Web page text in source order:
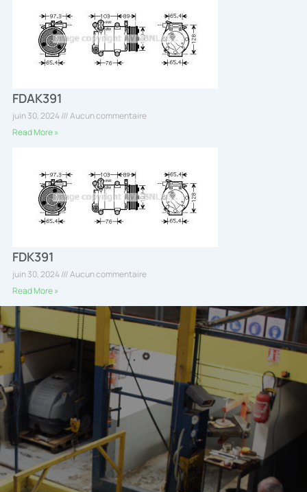
FDAK391
juin 30, 2024
Aucun commentaire
Read More »
FDK391
juin 30, 2024
Aucun commentaire
Read More »